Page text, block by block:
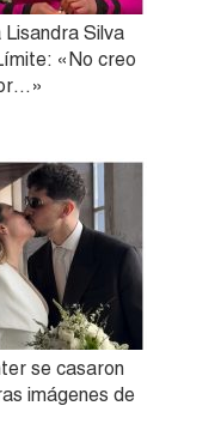
Silva
«No creo
se casaron
imágenes de